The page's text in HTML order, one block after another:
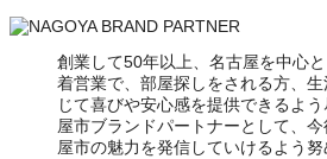
創業して50年以上、名古屋を中心
着営業で、部屋探しをされる方、
じて喜びや安心感を提供できるよ
屋市ブランドパートナーとして、
屋市の魅力を発信していけるよう努